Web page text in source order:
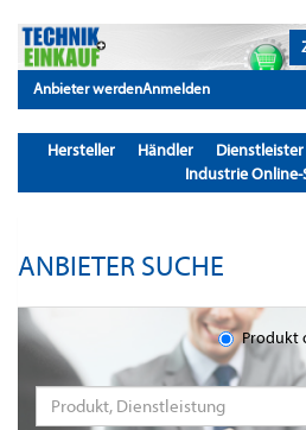
Anbieter werdenAnmelden
Hersteller Händler Dienstleister
Industrie Online-
ANBIETER SUCHE
Produkt